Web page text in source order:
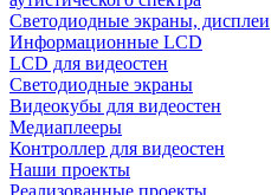
Светодиодные экраны, дисплеи
Информационные LCD
LCD для видеостен
Светодиодные экраны
Видеокубы для видеостен
Медиаплееры
Контроллер для видеостен
Наши проекты
Реализованные проекты